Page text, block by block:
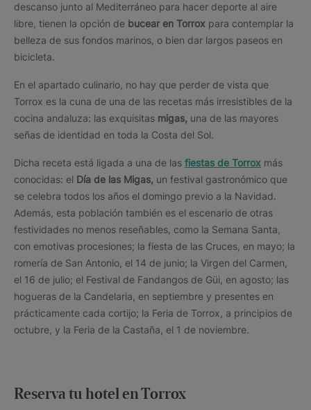
descanso junto al Mediterráneo para hacer deporte al aire
libre, tienen la opción de bucear en Torrox para contemplar la
belleza de sus fondos marinos, o bien dar largos paseos en
bicicleta.
En el apartado culinario, no hay que perder de vista que
Torrox es la cuna de una de las recetas más irresistibles de la
cocina andaluza: las exquisitas migas, una de las mayores
señas de identidad en toda la Costa del Sol.
Dicha receta está ligada a una de las fiestas de Torrox más
conocidas: el Día de las Migas, un festival gastronómico que
se celebra todos los años el domingo previo a la Navidad.
Además, esta población también es el escenario de otras
festividades no menos reseñables, como la Semana Santa,
con emotivas procesiones; la fiesta de las Cruces, en mayo; la
romería de San Antonio, el 14 de junio; la Virgen del Carmen,
el 16 de julio; el Festival de Fandangos de Güi, en agosto; las
hogueras de la Candelaria, en septiembre y presentes en
prácticamente cada cortijo; la Feria de Torrox, a principios de
octubre, y la Feria de la Castaña, el 1 de noviembre.
Reserva tu hotel en Torrox